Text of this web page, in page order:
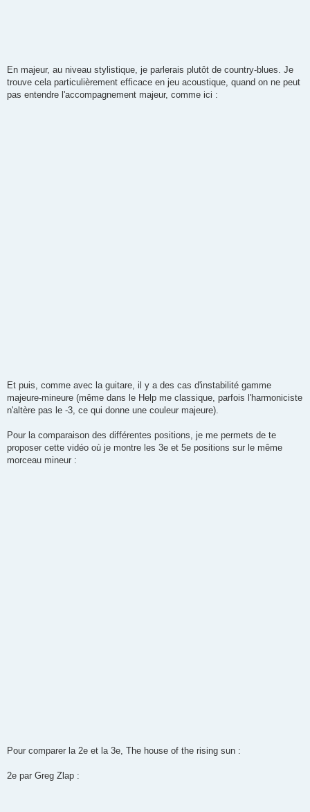
En majeur, au niveau stylistique, je parlerais plutôt de country-blues. Je
trouve cela particulièrement efficace en jeu acoustique, quand on ne peut
pas entendre l'accompagnement majeur, comme ici :
Et puis, comme avec la guitare, il y a des cas d'instabilité gamme
majeure-mineure (même dans le Help me classique, parfois l'harmoniciste
n'altère pas le -3, ce qui donne une couleur majeure).
Pour la comparaison des différentes positions, je me permets de te
proposer cette vidéo où je montre les 3e et 5e positions sur le même
morceau mineur :
Pour comparer la 2e et la 3e, The house of the rising sun :
2e par Greg Zlap :